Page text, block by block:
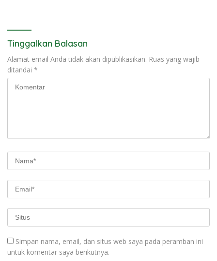
Tinggalkan Balasan
Alamat email Anda tidak akan dipublikasikan. Ruas yang wajib
ditandai *
Simpan nama, email, dan situs web saya pada peramban ini
untuk komentar saya berikutnya.